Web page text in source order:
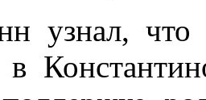
узнал,
в